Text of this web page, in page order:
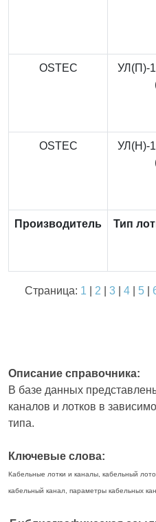
OSTEC
УЛ(П)-
OSTEC
УЛ(Н)-
Производитель Тип
Страница: 1 2 3| 4| 5|
Описание справочника:
В базе данных
каналов и лотков в
типа.
Ключевые слова:
Кабельные лотки и каналы, кабельный
кабельный канал, параметры кабельных